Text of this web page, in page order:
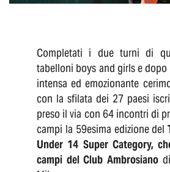
Completati i due turni di
tabelloni boys and girls e dopo
intensa ed emozionante
con la sfilata dei 27 paesi
preso il via con 64 incontri di
campi la 59esima edizione del
Under 14 Super Category,
campi del Club Ambrosianodi